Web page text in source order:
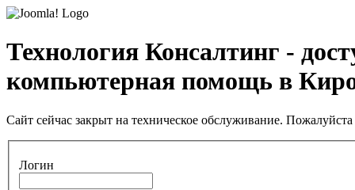
Технология Консалтинг -
компьютерная помощь в
Сайт сейчас закрыт на техническое обслуживание.
Логин